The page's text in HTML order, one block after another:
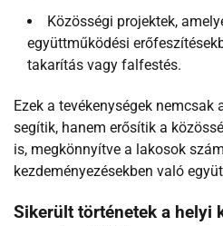
Közösségi projektek,
együttműködési
takarítás vagy falfestés.
Ezek a tevékenységek nemcsak
segítik, hanem erősítik a
is, megkönnyítve a lakosok
kezdeményezésekben való
Sikerült történetek a helyi